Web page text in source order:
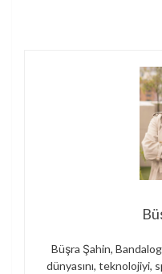
Büşra Şahin,
dünyasını, teknolojiyi,